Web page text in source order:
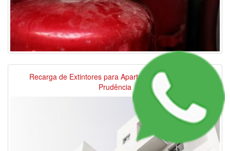
Recarga de Extintores para Apartamentos no Jardim
Prudência